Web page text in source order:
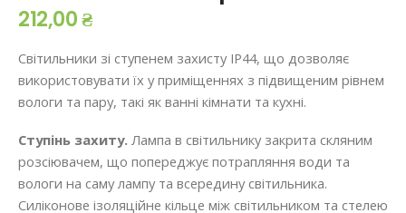
зображень
212,00 ₴
Світильники зі ступенем захисту IР44, що дозволяє
використовувати їх у приміщеннях з підвищеним рівнем
вологи та пару, такі як ванні кімнати та кухні.
Ступінь захиту. Лампа в світильнику закрита скляним
розсіювачем, що попереджує потрапляння води та
вологи на саму лампу та всередину світильника.
Силіконове ізоляційне кільце між світильником та стелею